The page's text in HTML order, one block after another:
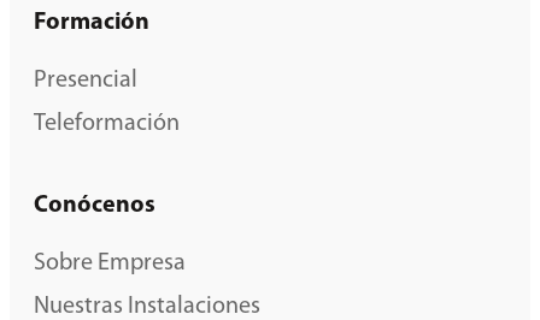
Formación
Presencial
Teleformación
Conócenos
Sobre Empresa
Nuestras Instalaciones